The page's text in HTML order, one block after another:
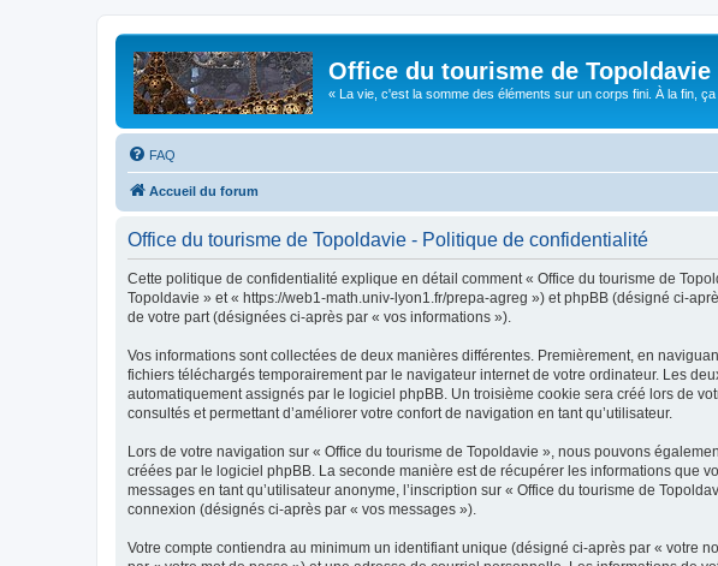
Office du tourisme de Topoldavie
« La vie, c'est la somme des éléments sur un corps fini. À la fin,
FAQ
Accueil du forum
Office du tourisme de Topoldavie - Politique de confidentialité
Cette politique de confidentialité explique en détail comment « Office du tourisme de
Topoldavie » et « https://web1-math.univ-lyon1.fr/prepa-agreg ») et phpBB (désigné ci-
de votre part (désignées ci-après par « vos informations »).
Vos informations sont collectées de deux manières différentes. Premièrement, en
fichiers téléchargés temporairement par le navigateur internet de votre ordinateur. Les
automatiquement assignés par le logiciel phpBB. Un troisième cookie sera créé lors de
consultés et permettant d’améliorer votre confort de navigation en tant qu’utilisateur.
Lors de votre navigation sur « Office du tourisme de Topoldavie », nous pouvons
créées par le logiciel phpBB. La seconde manière est de récupérer les informations
messages en tant qu’utilisateur anonyme, l’inscription sur « Office du tourisme de
connexion (désignés ci-après par « vos messages »).
Votre compte contiendra au minimum un identifiant unique (désigné ci-après par « votre